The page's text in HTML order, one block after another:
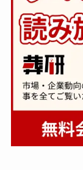
あいネット
富士平安閣
ラステル新横
株式会社
燦ホールデ